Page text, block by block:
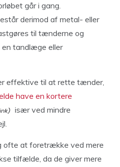
går i gang.
derimod af metal- eller
til tænderne og
tandlæge eller
effektive til at rette tænder,
have en kortere
især ved mindre
ofte at foretrække ved mere
tilfælde, da de giver mere